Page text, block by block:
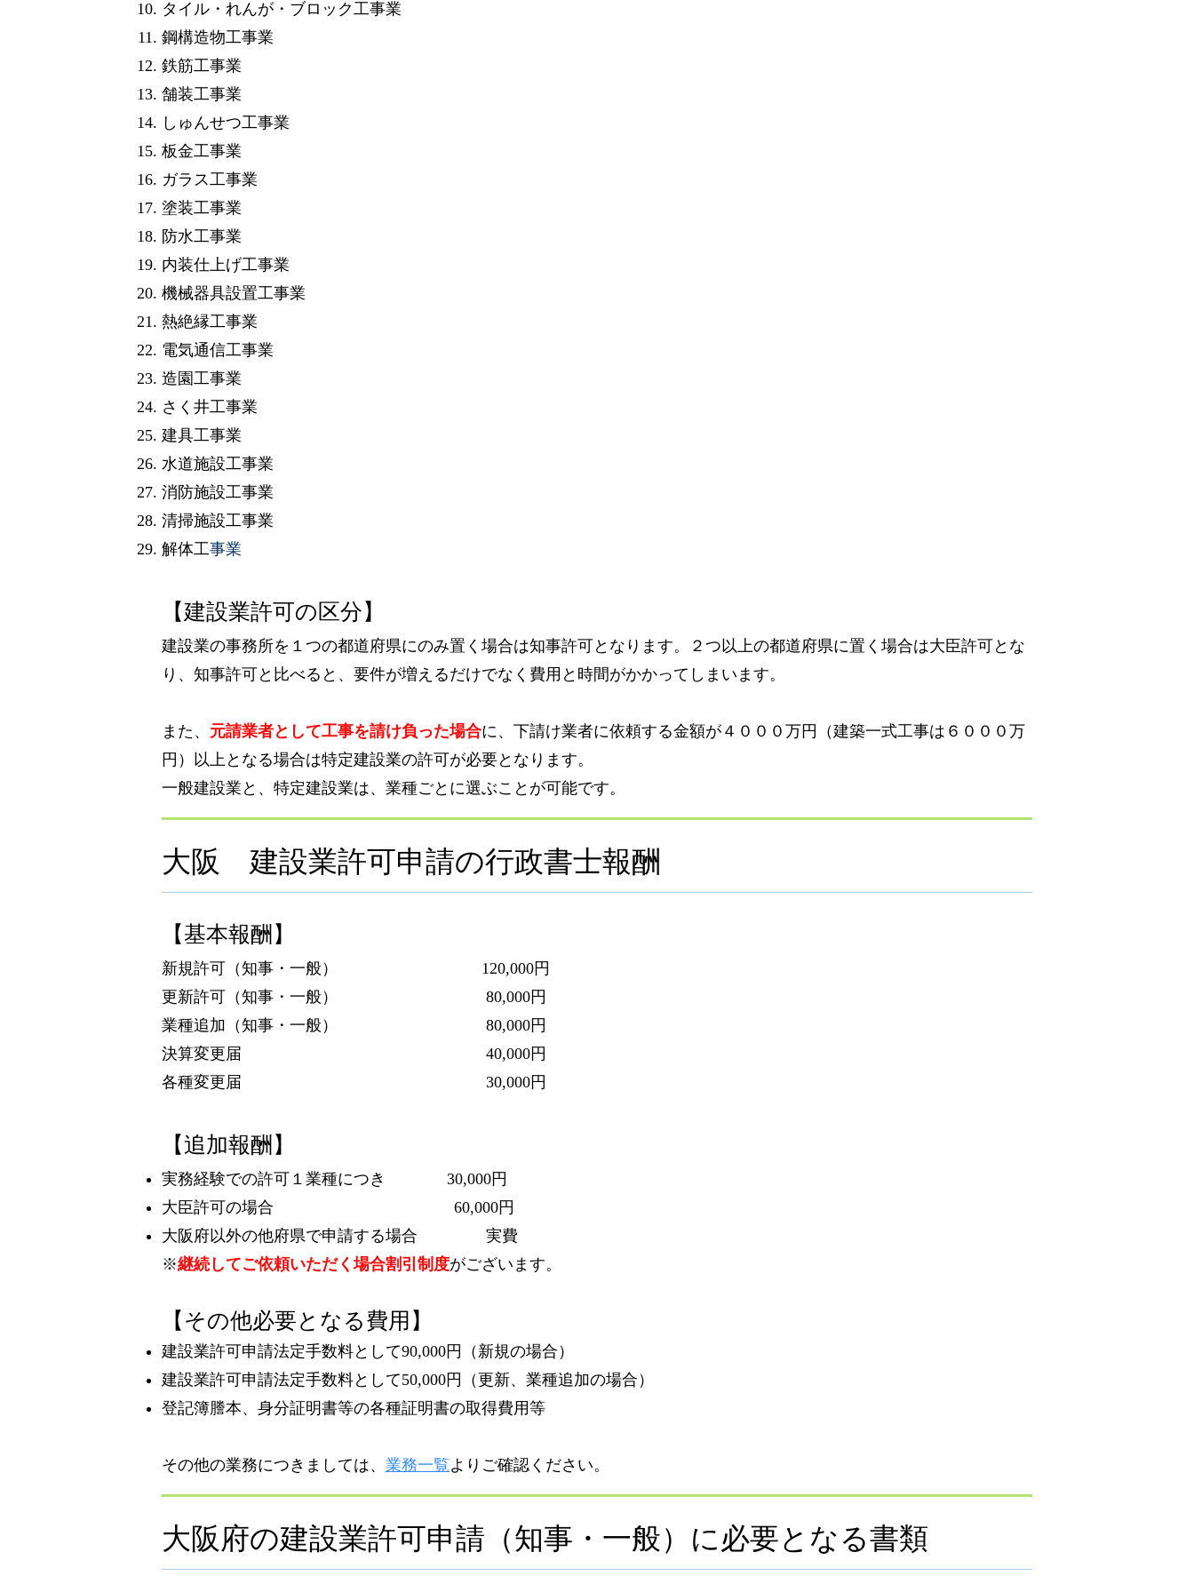
タイル・れんが・ブロック工事業
鋼構造物工事業
鉄筋工事業
舗装工事業
しゅんせつ工事業
板金工事業
ガラス工事業
塗装工事業
防水工事業
内装仕上げ工事業
機械器具設置工事業
熱絶縁工事業
電気通信工事業
造園工事業
さく井工事業
建具工事業
水道施設工事業
消防施設工事業
清掃施設工事業
解体工事業
【建設業許可の区分】
建設業の事務所を１つの都道府県にのみ置く場合は知事許可となります。２つ以上の都道府県に置く場合は大臣許可とな
り、知事許可と比べると、要件が増えるだけでなく費用と時間がかかってしまいます。
また、 元請業者として工事を請け負った場合に、下請け業者に依頼する金額が４０００万円（建築一式工事は６０００万
円）以上となる場合は特定建設業の許可が必要となります。
一般建設業と、特定建設業は、業種ごとに選ぶことが可能です。
大阪 建設業許可申請の行政書士報酬
【基本報酬】
新規許可（知事・一般） 120,000円
更新許可（知事・一般） 80,000円
業種追加（知事・一般） 80,000円
決算変更届 40,000円
各種変更届 30,000円
【追加報酬】
実務経験での許可１業種につき 30,000円
大臣許可の場合 60,000円
大阪府以外の他府県で申請する場合 実費
​※継続してご依頼いただく場合割引制度がございます。
【その他必要となる費用】
建設業許可申請法定手数料として90,000円（新規の場合）
建設業許可申請法定手数料として50,000円（更新、業種追加の場合）
登記簿謄本、身分証明書等の各種証明書の取得費用等
​その他の業務につきましては、 業務一覧よりご確認ください。
大阪府の建設業許可申請（知事・一般）に必要となる書類